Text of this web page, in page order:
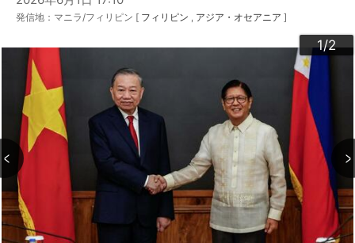
発信地：マニラ/フィリピン [ フィリピン アジア・オセアニア ]
1/2
2/2